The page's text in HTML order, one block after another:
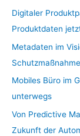
Digitaler
Produktdaten
Metadaten im
Mobiles Büro im
unterwegs
Von Predictive
Zukunft der